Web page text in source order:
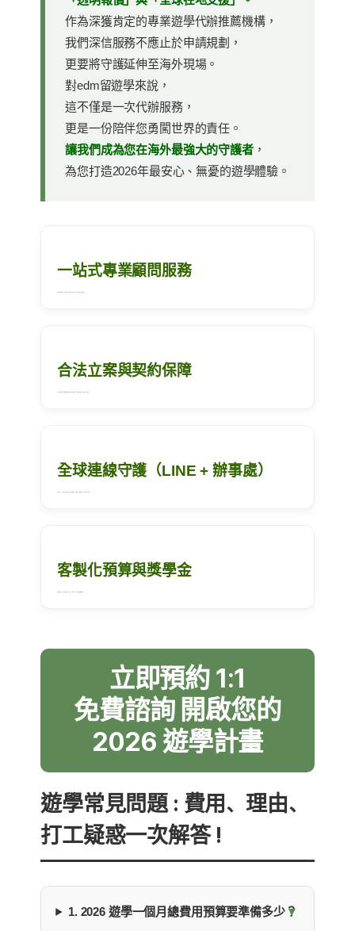
作為深獲肯定的專業遊學代辦推薦機構，
我們深信服務不應止於申請規劃，
更要將守護延伸至海外現場。
對edm留遊學來說，
這不僅是一次代辦服務，
更是一份陪伴您勇闖世界的責任。
讓我們成為您在海外最強大的守護者，
為您打造2026年最安心、無憂的遊學體驗。
一站式專業顧問服務
合法立案與契約保障
全球連線守護（LINE + 辦事處）
客製化預算與獎學金
立即預約 1:1
免費諮詢 開啟您的
2026 遊學計畫
遊學常見問題 : 費用、理由、
打工疑惑一次解答 !
1. 2026 遊學一個月總費用預算要準備多少？